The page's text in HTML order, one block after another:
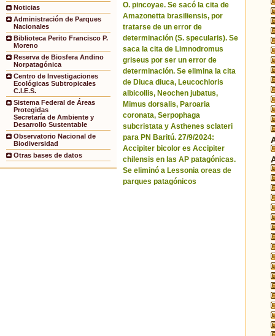
Noticias
Administración de Parques
Nacionales
Biblioteca Perito Francisco P.
Moreno
Reserva de Biosfera Andino
Norpatagónica
Centro de Investigaciones
Ecológicas Subtropicales
C.I.E.S.
Sistema Federal de Áreas
Protegidas
Secretaría de Ambiente y
Desarrollo Sustentable
Observatorio Nacional de
Biodiversidad
Otras bases de datos
O. pincoyae. Se sacó la cita de
Amazonetta brasiliensis, por
tratarse de un error de
determinación (S. specularis). Se
saca la cita de Limnodromus
griseus por ser un error de
determinación. Se elimina la cita
de Diuca diuca, Leucochloris
albicollis, Neochen jubatus,
Mimus dorsalis, Paroaria
coronata, Serpophaga
subcristata y Asthenes sclateri
para PN Baritú. 27/9/2024:
Accipiter bicolor es Accipiter
chilensis en las AP patagónicas.
Se eliminó a Lessonia oreas de
parques patagónicos